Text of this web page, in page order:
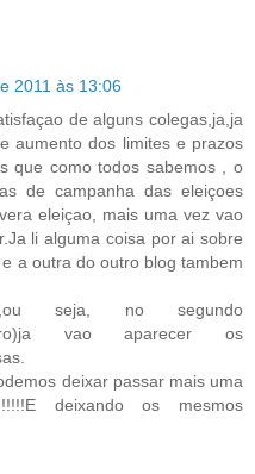
2011 às 13:06
de alguns colegas,ja,ja
aumento dos limites e prazos
que como todos sabemos , o
de campanha das eleiçoes
eleiçao, mais uma vez vao
li alguma coisa por ai sobre
a outra do outro blog tambem
seja, no segundo
vao aparecer os
deixar passar mais uma
deixando os mesmos